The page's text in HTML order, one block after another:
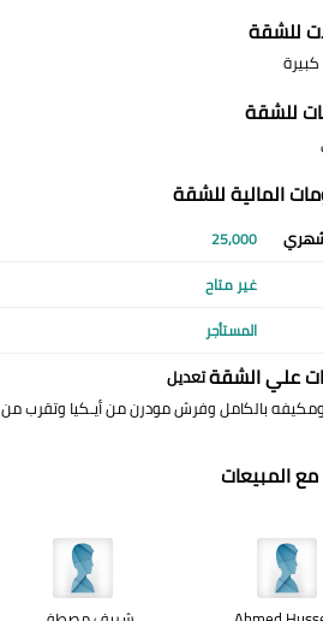
للشقة
للشقة
المالية للشقة
25,000
غير متاح
المستأجر
علي الشقةتعديل
بالكامل وفرش مودرن من أيـكيا وتقرب
المبيعات